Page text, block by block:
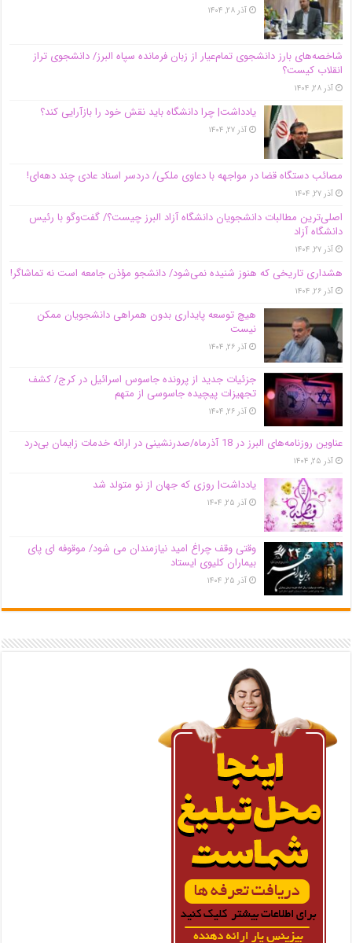
آذر ۲۸, ۱۴۰۴
شاخصه‌های بارز دانشجوی تمام‌عیار از زبان فرمانده سپاه البرز/ دانشجوی تراز
انقلاب کیست؟
آذر ۲۸, ۱۴۰۴
یادداشت| چرا دانشگاه باید نقش خود را بازآرایی کند؟
آذر ۲۷, ۱۴۰۴
مصائب دستگاه قضا در مواجهه با دعاوی ملکی/ دردسر اسناد عادی چند‌ دهه‌ای!
آذر ۲۷, ۱۴۰۴
اصلی‌ترین مطالبات دانشجویان دانشگاه آزاد البرز چیست؟/ گفت‌وگو با رئیس
دانشگاه آز‌اد
آذر ۲۷, ۱۴۰۴
هشداری تاریخی که هنوز شنیده نمی‌شود/ دانشجو مؤذن جامعه است نه تماشاگر!
آذر ۲۶, ۱۴۰۴
هیچ توسعه پایداری بدون همراهی دانشجویان ممکن
نیست
آذر ۲۶, ۱۴۰۴
جزئیات جدید از پرونده جاسوس اسرائیل در کرج/‌ کشف
تجهیزات پیچیده جاسوسی از متهم
آذر ۲۶, ۱۴۰۴
عناوین روزنامه‌های البرز در ‌18 آذرماه/صدرنشینی در ارائه خدمات زایمان بی‌درد
آذر ۲۵, ۱۴۰۴
یادداشت| روزی که جهان از نو متولد شد
آذر ۲۵, ۱۴۰۴
وقتی وقف چراغ امید نیازمندان می شود/ موقوفه ای پای
بیماران کلیوی ایستاد
آذر ۲۵, ۱۴۰۴